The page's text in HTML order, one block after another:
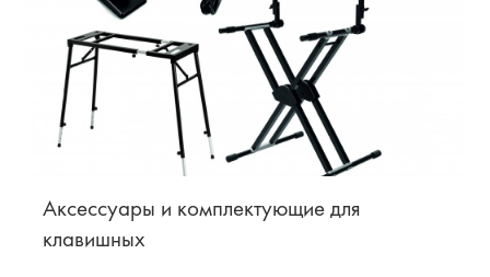
Аксессуары и комплектующие для
клавишных